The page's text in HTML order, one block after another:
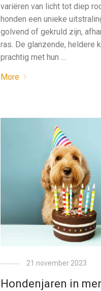
variëren van licht tot diep
honden een unieke
golvend of gekruld zijn,
ras. De glanzende, heldere
prachtig met hun …
More
21 november 2023
Hondenjaren in